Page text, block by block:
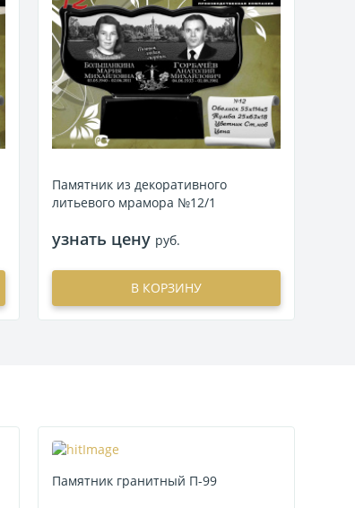
Памятник из декоративного
литьевого мрамора №12/1
узнать цену руб.
В КОРЗИНУ
Памятник гранитный П-99